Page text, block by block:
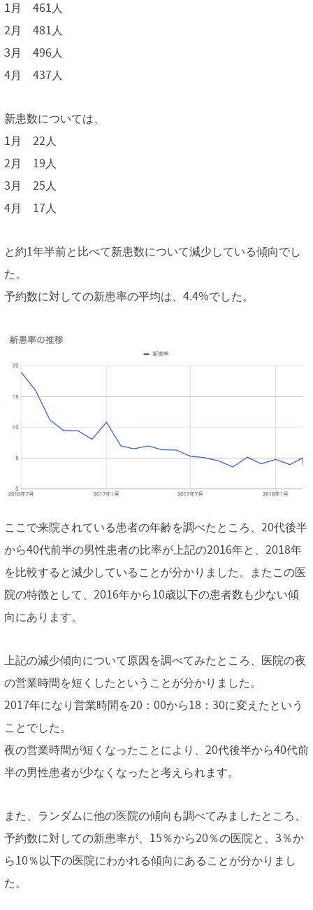
1月 461人
2月 481人
3月 496人
4月 437人
新患数については、
1月 22人
2月 19人
3月 25人
4月 17人
と約1年半前と比べて新患数について減少している傾向でし
た。
予約数に対しての新患率の平均は、4.4%でした。
ここで来院されている患者の年齢を調べたところ、20代後半
から40代前半の男性患者の比率が上記の2016年と、2018年
を比較すると減少していることが分かりました。またこの医
院の特徴として、2016年から10歳以下の患者数も少ない傾
向にあります。
上記の減少傾向について原因を調べてみたところ、医院の夜
の営業時間を短くしたということが分かりました。
2017年になり営業時間を20：00から18：30に変えたという
ことでした。
夜の営業時間が短くなったことにより、20代後半から40代前
半の男性患者が少なくなったと考えられます。
また、ランダムに他の医院の傾向も調べてみましたところ、
予約数に対しての新患率が、15％から20％の医院と、3％か
ら10％以下の医院にわかれる傾向にあることが分かりまし
た。